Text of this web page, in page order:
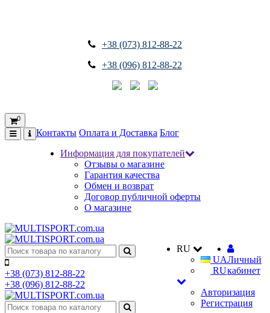
+38 (073) 812-88-22
+38 (096) 812-88-22
0
Контакты Оплата и Доставка Блог
Информация для покупателей
Отзывы о магазине
Гарантия качества
Обмен и возврат
Договор публичной оферты
О магазине
RU
UA
RU
Личный
кабинет
Авторизация
Регистрация
+38 (073) 812-88-22
+38 (096) 812-88-22